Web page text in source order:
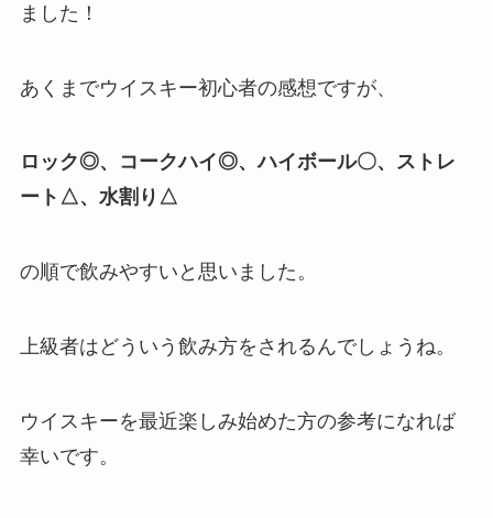
ました！
あくまでウイスキー初心者の感想ですが、
ロック◎、コークハイ◎、ハイボール〇、ストレ
ート△、水割り△
の順で飲みやすいと思いました。
上級者はどういう飲み方をされるんでしょうね。
ウイスキーを最近楽しみ始めた方の参考になれば
幸いです。